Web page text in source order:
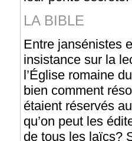
LA BIBLE
Entre jansénistes
insistance sur la
l’Église romaine
bien comment
étaient réservés
qu’on peut les
de tous les laïcs?